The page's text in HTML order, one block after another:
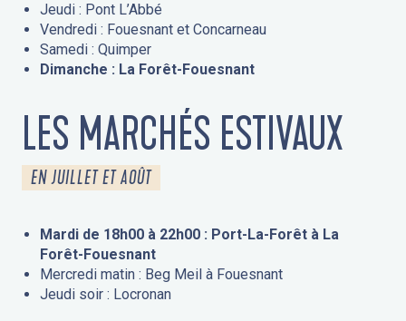
Jeudi : Pont L’Abbé
Vendredi : Fouesnant et Concarneau
Samedi : Quimper
Dimanche : La Forêt-Fouesnant
LES MARCHÉS ESTIVAUX
EN JUILLET ET AOÛT
Mardi de 18h00 à 22h00 : Port-La-Forêt à La
Forêt-Fouesnant
Mercredi matin : Beg Meil à Fouesnant
Jeudi soir : Locronan